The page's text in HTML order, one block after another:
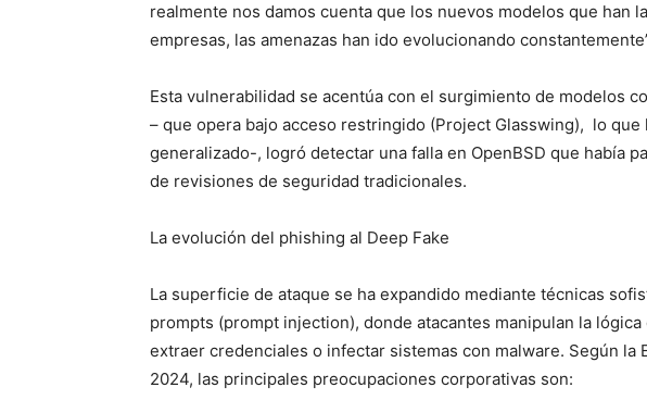
realmente nos damos cuenta que los nuevos modelos que han
empresas, las amenazas han ido evolucionando
Esta vulnerabilidad se acentúa con el surgimiento de modelos
– que opera bajo acceso restringido (Project Glasswing), lo
generalizado-, logró detectar una falla en OpenBSD que había
de revisiones de seguridad tradicionales.
La evolución del phishing al Deep Fake
La superficie de ataque se ha expandido mediante técnicas
prompts (prompt injection), donde atacantes manipulan la
extraer credenciales o infectar sistemas con malware. Según la
2024, las principales preocupaciones corporativas son: